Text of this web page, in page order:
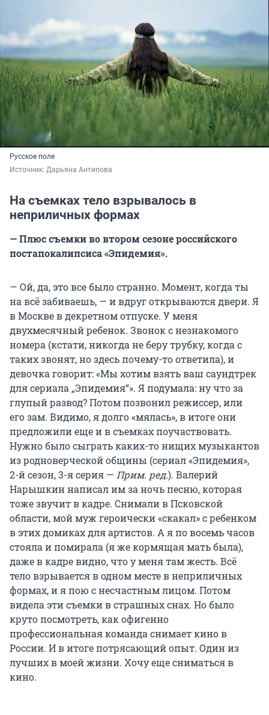
Русское поле
Источник: Дарьяна Антипова
На съемках тело взрывалось в
неприличных формах
— Плюс съемки во втором сезоне российского
постапокалипсиса «Эпидемия».
— Ой, да, это все было странно. Момент, когда ты
на всё забиваешь, — и вдруг открываются двери. Я
в Москве в декретном отпуске. У меня
двухмесячный ребенок. Звонок с незнакомого
номера (кстати, никогда не беру трубку, когда с
таких звонят, но здесь почему-то ответила), и
девочка говорит: «Мы хотим взять ваш саундтрек
для сериала „Эпидемия“». Я подумала: ну что за
глупый развод? Потом позвонил режиссер, или
его зам. Видимо, я долго «мялась», в итоге они
предложили еще и в съемках поучаствовать.
Нужно было сыграть каких-то нищих музыкантов
из родноверческой общины (сериал «Эпидемия»,
2-й сезон, 3-я серия — Прим. ред.). Валерий
Нарышкин написал им за ночь песню, которая
тоже звучит в кадре. Снимали в Псковской
области, мой муж героически «скакал» с ребенком
в этих домиках для артистов. А я по восемь часов
стояла и помирала (я же кормящая мать была),
даже в кадре видно, что у меня там жесть. Всё
тело взрывается в одном месте в неприличных
формах, и я пою с несчастным лицом. Потом
видела эти съемки в страшных снах. Но было
круто посмотреть, как офигенно
профессиональная команда снимает кино в
России. И в итоге потрясающий опыт. Один из
лучших в моей жизни. Хочу еще сниматься в
кино.